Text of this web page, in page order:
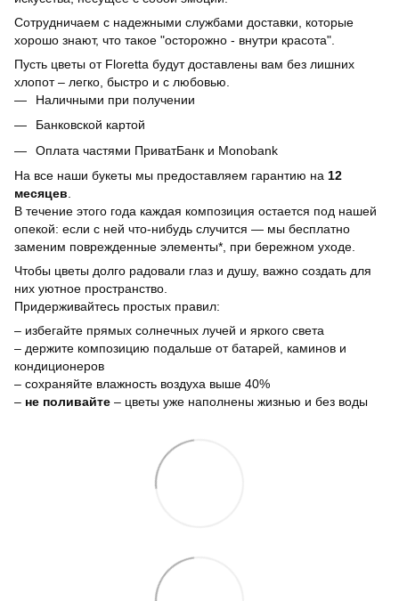
Сотрудничаем с надежными службами доставки, которые
хорошо знают, что такое "осторожно - внутри красота".
Пусть цветы от Floretta будут доставлены вам без лишних
хлопот – легко, быстро и с любовью.
Наличными при получении
Банковской картой
Оплата частями ПриватБанк и Monobank
На все наши букеты мы предоставляем гарантию на 12
месяцев
В течение этого года каждая композиция остается под нашей
опекой: если с ней что-нибудь случится — мы бесплатно
заменим поврежденные элементы*, при бережном уходе.
Чтобы цветы долго радовали глаз и душу, важно создать для
них уютное пространство.
Придерживайтесь простых правил:
– избегайте прямых солнечных лучей и яркого света
– держите композицию подальше от батарей, каминов и
кондиционеров
– сохраняйте влажность воздуха выше 40%
– не поливайте – цветы уже наполнены жизнью и без воды